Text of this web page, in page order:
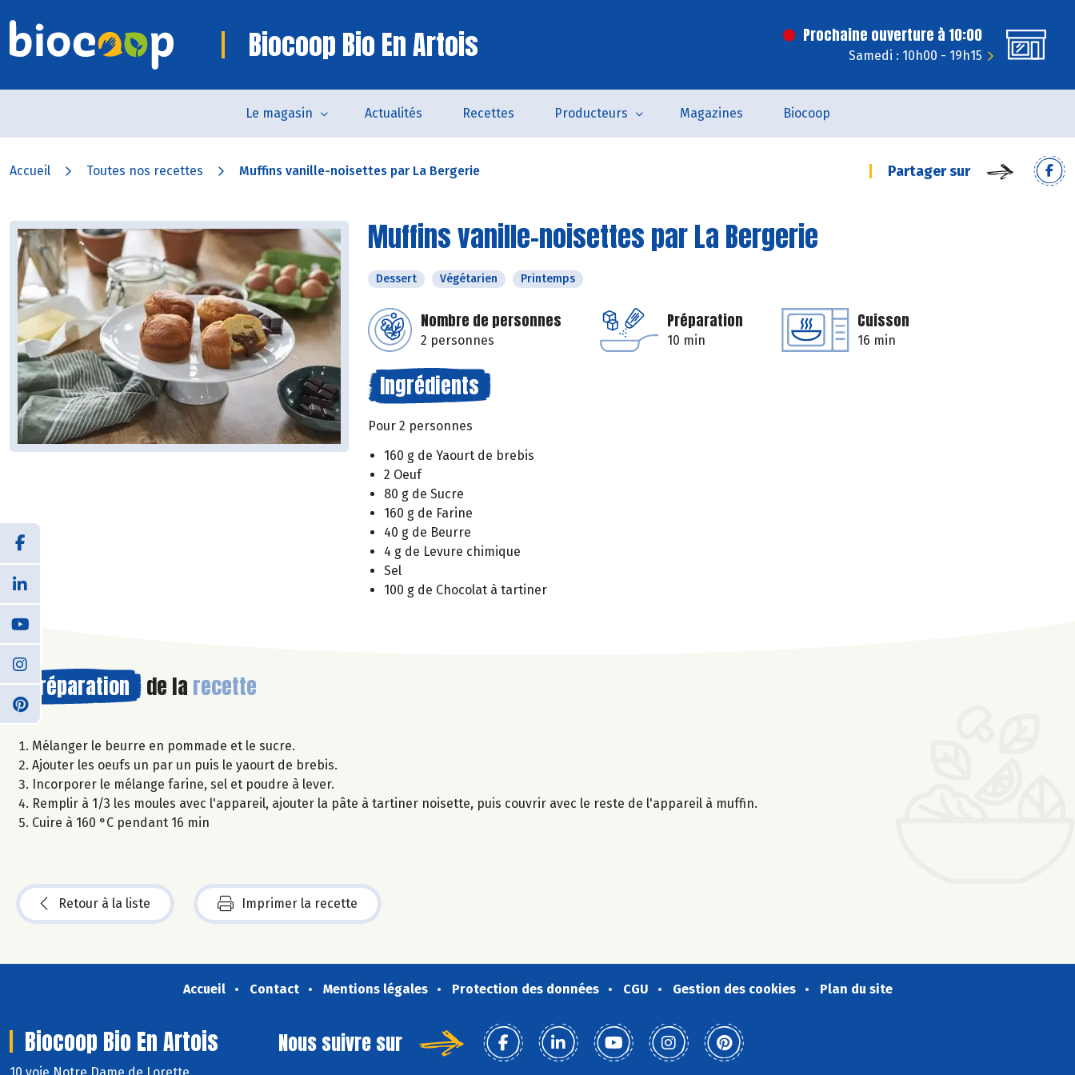
Biocoop Bio En Artois Prochaine ouverture à 10:00
Samedi : 10h00 - 19h15
Le magasin Actualités Recettes Producteurs Magazines Biocoop
Accueil Toutes nos recettes Muffins vanille-noisettes par La Bergerie Partager sur
Muffins vanille-noisettes par La Bergerie
Dessert Végétarien Printemps
Nombre de personnes
2 personnes
Préparation
10 min
Cuisson
16 min
Ingrédients
Pour 2 personnes
160 g de Yaourt de brebis
2 Oeuf
80 g de Sucre
160 g de Farine
40 g de Beurre
4 g de Levure chimique
Sel
100 g de Chocolat à tartiner
Préparation de la recette
Mélanger le beurre en pommade et le sucre.
Ajouter les oeufs un par un puis le yaourt de brebis.
Incorporer le mélange farine, sel et poudre à lever.
Remplir à 1/3 les moules avec l'appareil, ajouter la pâte à tartiner noisette, puis couvrir avec le reste de l'appareil à muffin.
Cuire à 160 °C pendant 16 min
Retour à la liste Imprimer la recette
Accueil Contact Mentions légales Protection des données CGU Gestion des cookies Plan du site
Biocoop Bio En Artois
10 voie Notre Dame de Lorette
Nous suivre sur